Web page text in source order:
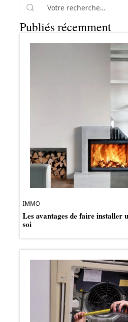
Publiés récemment
IMMO
Les avantages de faire installer
soi